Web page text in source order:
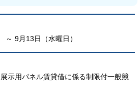
～ 9月13日（水曜日）
示用パネル賃貸借に係る制限付一般競